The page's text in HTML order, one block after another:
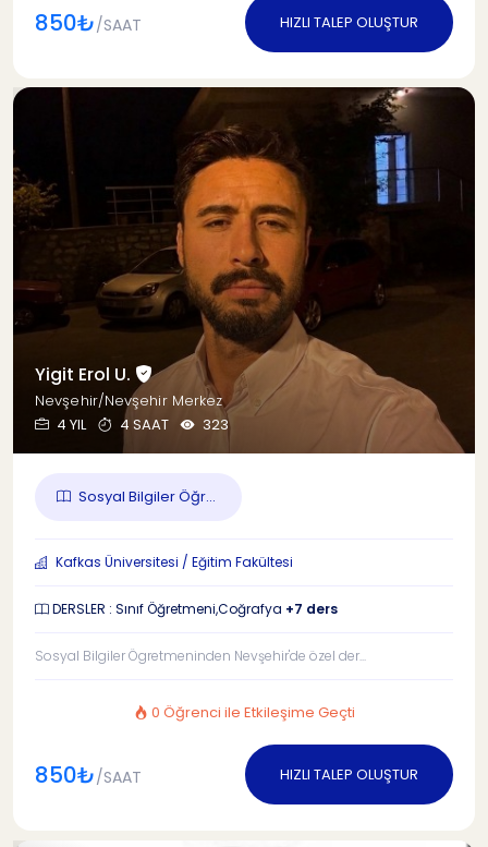
850₺/SAAT HIZLI TALEP OLUŞTUR
Yigit Erol U.
Nevşehir/Nevşehir Merkez
4 YIL
4 SAAT 323
Sosyal Bilgiler Öğr...
Kafkas Üniversitesi / Eğitim Fakültesi
DERSLER : Sınıf Öğretmeni,Coğrafya +7 ders
Sosyal Bilgiler Ögretmeninden Nevşehir'de özel der...
0 Öğrenci ile Etkileşime Geçti
850₺/SAAT HIZLI TALEP OLUŞTUR